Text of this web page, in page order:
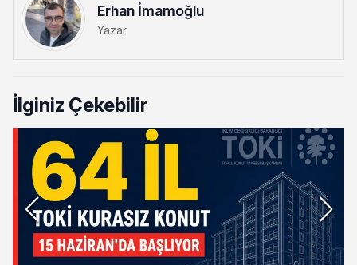
Erhan İmamoğlu
Yazar
İlginiz Çekebilir